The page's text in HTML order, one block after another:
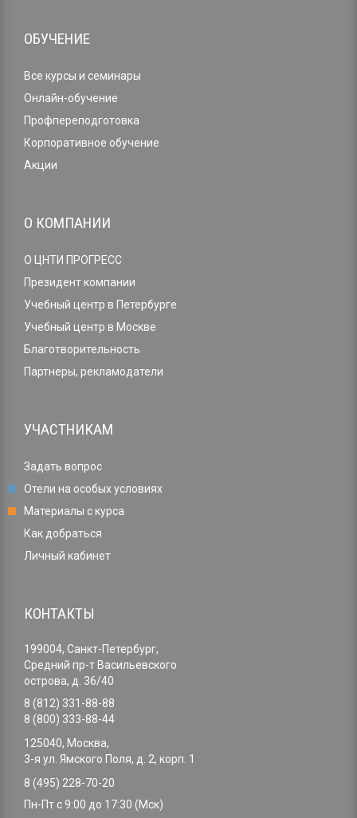
ОБУЧЕНИЕ
Все курсы и семинары
Онлайн-обучение
Профпереподготовка
Корпоративное обучение
Акции
О КОМПАНИИ
О ЦНТИ ПРОГРЕСС
Президент компании
Учебный центр в Петербурге
Учебный центр в Москве
Благотворительность
Партнеры, рекламодатели
УЧАСТНИКАМ
Задать вопрос
Отели на особых условиях
Материалы с курса
Как добраться
Личный кабинет
КОНТАКТЫ
199004, Санкт-Петербург,
Средний пр-т Васильевского
острова, д. 36/40
8 (812) 331-88-88
8 (800) 333-88-44
125040, Москва,
3-я ул. Ямского Поля, д. 2, корп. 1
8 (495) 228-70-20
Пн-Пт с 9:00 до 17:30 (Мск)